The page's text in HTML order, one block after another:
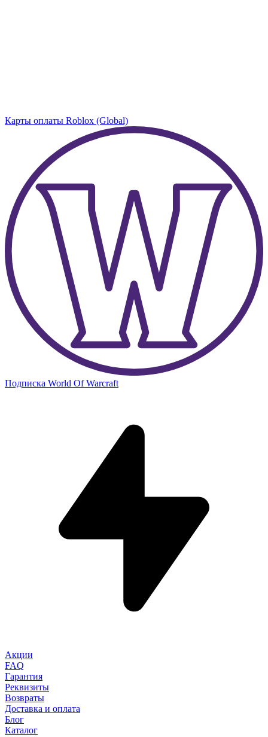
Карты оплаты Roblox (Global)
Подписка World Of Warcraft
Акции
FAQ
Гарантия
Реквизиты
Возвраты
Доставка и оплата
Блог
Каталог